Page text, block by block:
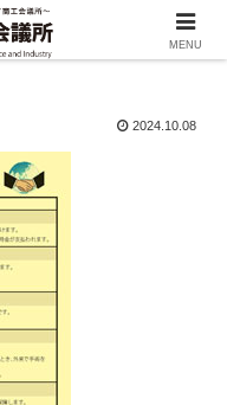
2024.10.08
MENU